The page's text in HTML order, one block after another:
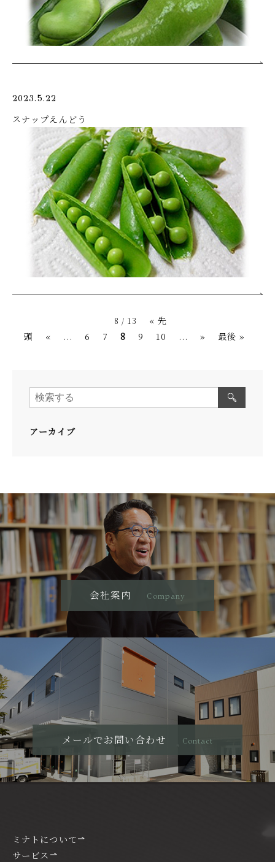
2023.5.22
スナップえんどう
8 / 13
« 先
頭
« ... 6 7 8 9 10 ... » 最後 »
アーカイブ
会社案内 Company
メールでお問い合わせ Contact
ミナトについて
サービス